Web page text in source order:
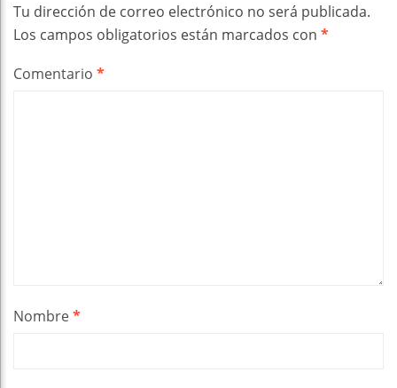
Tu dirección de correo electrónico no será publicada.
Los campos obligatorios están marcados con *
Comentario *
Nombre*